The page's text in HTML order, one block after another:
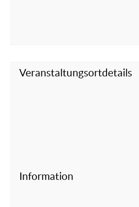
Veranstaltungsortdetails
Information